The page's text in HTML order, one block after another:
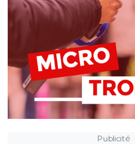
Publicité